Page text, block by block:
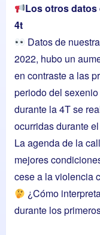
Los otros datos
4t
Datos de
2022, hubo un
en contraste a las
periodo del
durante la 4T se
ocurridas durante
La agenda de la
mejores
cese a la violencia
¿Cómo
durante los